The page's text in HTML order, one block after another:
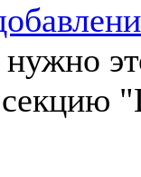
секцию